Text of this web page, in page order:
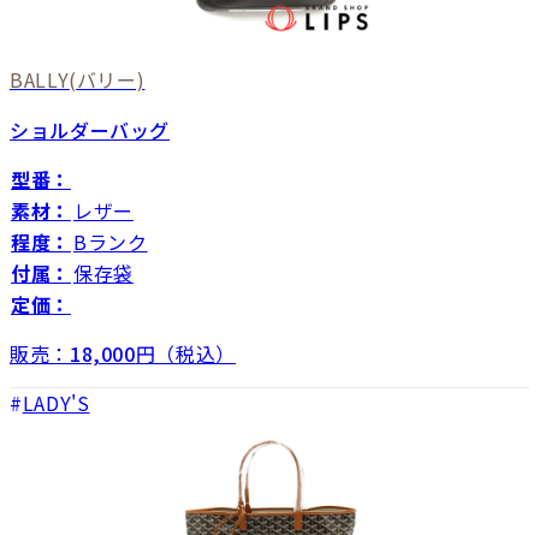
BALLY(バリー)
ショルダーバッグ
型番：
素材： レザー
程度： Bランク
付属： 保存袋
定価：
販売： 18,000円（税込）
LADY'S